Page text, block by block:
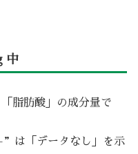
中
脂肪酸」の成分量で
「データなし」を示